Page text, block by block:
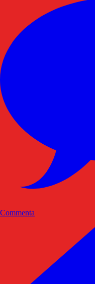
Commenta